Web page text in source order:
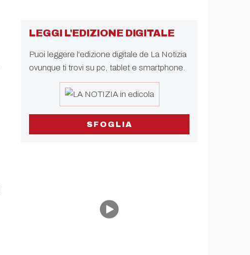
LEGGI L'EDIZIONE DIGITALE
Puoi leggere l'edizione digitale de La Notizia
ovunque ti trovi su pc, tablet e smartphone.
SFOGLIA